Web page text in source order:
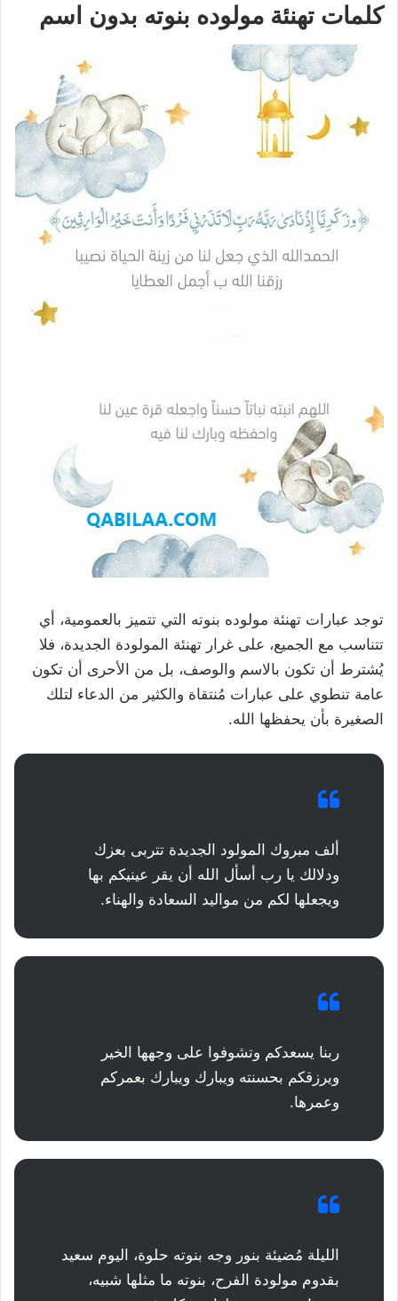
كلمات تهنئة مولوده بنوته بدون اسم
توجد عبارات تهنئة مولوده بنوته التي تتميز بالعمومية، أي
تتناسب مع الجميع، على غرار تهنئة المولودة الجديدة، فلا
يُشترط أن تكون بالاسم والوصف، بل من الأحرى أن تكون
عامة تنطوي على عبارات مُنتقاة والكثير من الدعاء لتلك
الصغيرة بأن يحفظها الله.
ألف مبروك المولود الجديدة تتربى بعزك
ودلالك يا رب أسأل الله أن يقر عينيكم بها
ويجعلها لكم من مواليد السعادة والهناء.
ربنا يسعدكم وتشوفوا على وجهها الخير
ويرزقكم بحسنته ويبارك ويبارك بعمركم
وعمرها.
الليلة مُضيئة بنور وجه بنوته حلوة، اليوم سعيد
بقدوم مولودة الفرح، بنوته ما مثلها شبيه،